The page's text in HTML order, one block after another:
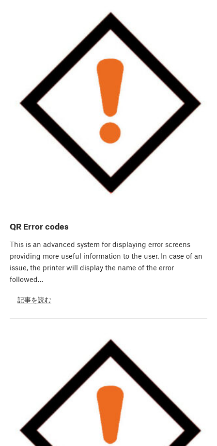
QR Error codes
This is an advanced system for displaying error screens
providing more useful information to the user. In case of an
issue, the printer will display the name of the error
followed…
記事を読む